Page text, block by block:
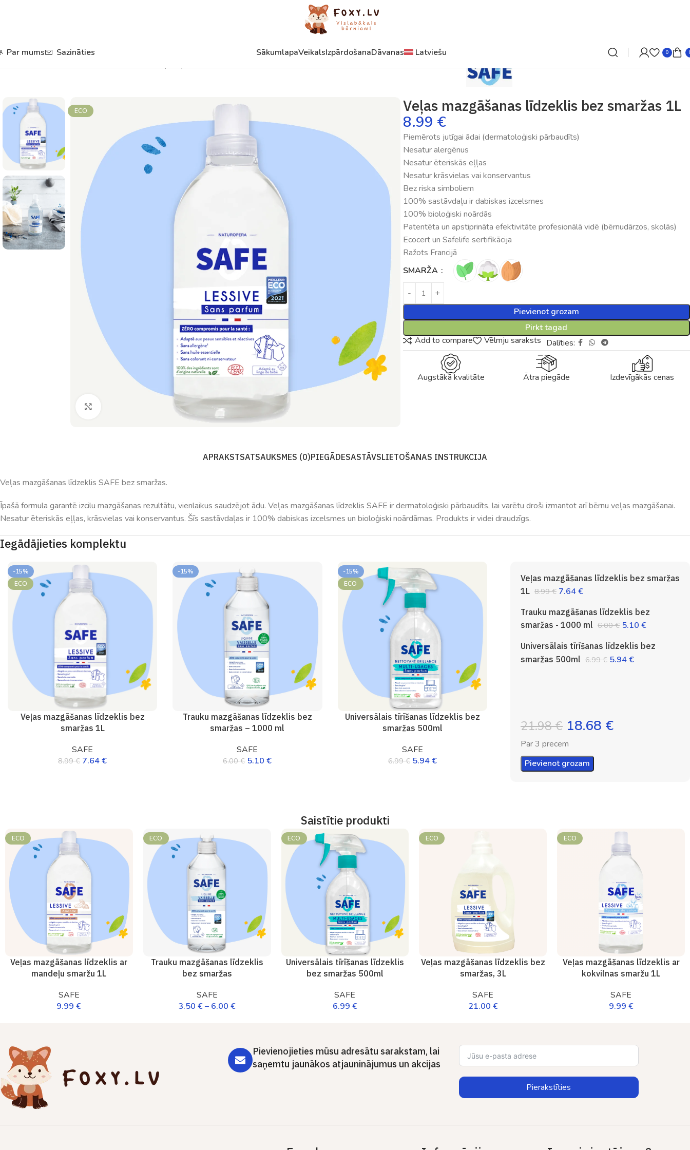
Par mums Sazināties SākumlapaVeikalsIzpārdošanaDāvanas Latviešu 0
ECO Veļas mazgāšanas līdzeklis bez smaržas 1L
8.99 €
Piemērots jutīgai ādai (dermatoloģiski pārbaudīts)
Nesatur alergēnus
Nesatur ēteriskās eļļas
Nesatur krāsvielas vai konservantus
Bez riska simboliem
100% sastāvdaļu ir dabiskas izcelsmes
100% bioloģiski noārdās
Patentēta un apstiprināta efektivitāte profesionālā vidē (bērnudārzos, skolās)
Ecocert un Safelife sertifikācija
Ražots Francijā
SMARŽA
Pievienot grozam
Pirkt tagad
Add to compare
Vēlmju saraksts Dalīties:
Augstākā kvalitāte Ātra piegāde Izdevīgākās cenas
APRAKSTSATSAUKSMES (0)PIEGĀDESASTĀVSLIETOŠANAS INSTRUKCIJA
Veļas mazgāšanas līdzeklis SAFE bez smaržas.
Īpašā formula garantē izcilu mazgāšanas rezultātu, vienlaikus saudzējot ādu. Veļas mazgāšanas līdzeklis SAFE ir dermatoloģiski pārbaudīts, lai varētu droši izmantot arī bērnu veļas mazgāšanai.
Nesatur ēteriskās eļļas, krāsvielas vai konservantus. Šīs sastāvdaļas ir 100% dabiskas izcelsmes un bioloģiski noārdāmas. Produkts ir videi draudzīgs.
Iegādājieties komplektu
-15%
ECO
Veļas mazgāšanas līdzeklis bez
smaržas 1L
SAFE
8.99€ 7.64€
-15%
Trauku mazgāšanas līdzeklis bez
smaržas – 1000 ml
SAFE
6.00€ 5.10€
-15%
ECO
Universālais tīrīšanas līdzeklis bez
smaržas 500ml
SAFE
6.99€ 5.94€
Veļas mazgāšanas līdzeklis bez smaržas
1L 8.99€ 7.64€
Trauku mazgāšanas līdzeklis bez
smaržas - 1000 ml 6.00€ 5.10 €
Universālais tīrīšanas līdzeklis bez
smaržas 500ml 6.99€ 5.94€
21.98€ 18.68 €
Par 3 precem
Pievienot grozam
Saistītie produkti
ECO
Veļas mazgāšanas līdzeklis ar
mandeļu smaržu 1L
SAFE
9.99€
ECO
Trauku mazgāšanas līdzeklis
bez smaržas
SAFE
3.50€– 6.00€
ECO
Universālais tīrīšanas līdzeklis
bez smaržas 500ml
SAFE
6.99 €
ECO
Veļas mazgāšanas līdzeklis bez
smaržas, 3L
SAFE
21.00 €
ECO
Veļas mazgāšanas līdzeklis ar
kokvilnas smaržu 1L
SAFE
9.99 €
Pievienojieties mūsu adresātu sarakstam, lai
saņemtu jaunākos atjauninājumus un akcijas
Pierakstīties